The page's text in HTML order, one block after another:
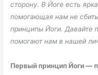
сторону. В Йоге есть
помогающая нам не
принципы Йоги. Давайте
помогают нам в нашей
Первый принцип Йоги —